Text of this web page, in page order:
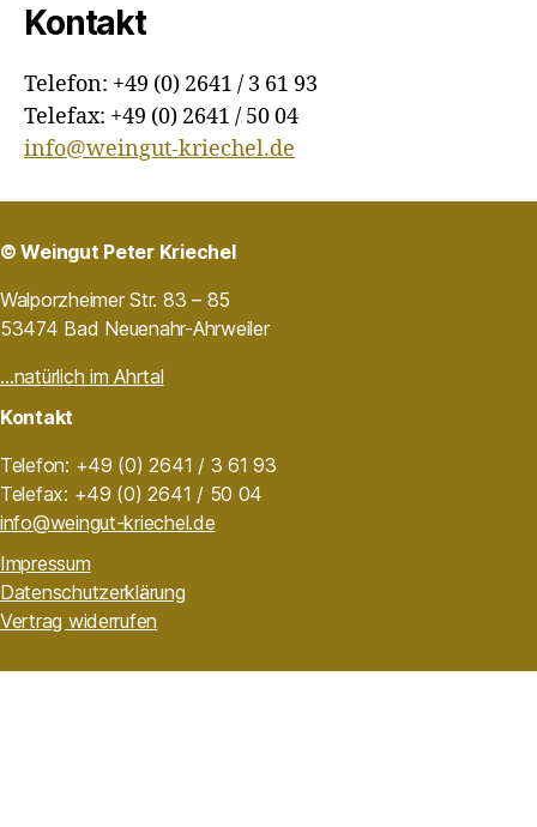
Kontakt
Telefon: +49 (0) 2641 / 3 61 93
Telefax: +49 (0) 2641 / 50 04
info@weingut-kriechel.de
© Weingut Peter Kriechel
Walporzheimer Str. 83 – 85
53474 Bad Neuenahr-Ahrweiler
…natürlich im Ahrtal
Kontakt
Telefon: +49 (0) 2641 / 3 61 93
Telefax: +49 (0) 2641 / 50 04
info@weingut-kriechel.de
Impressum
Datenschutzerklärung
Vertrag widerrufen